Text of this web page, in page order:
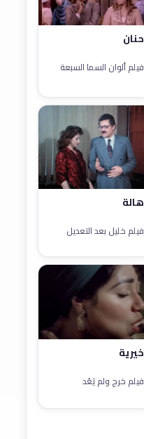
حنان
فيلم ألوان السما السبعة
هالة
فيلم خليل بعد التعديل
خيرية
فيلم خرج ولم يَعُد